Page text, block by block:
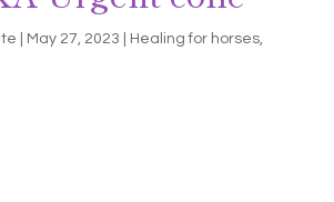
May 27, 2023 Healing for horses,